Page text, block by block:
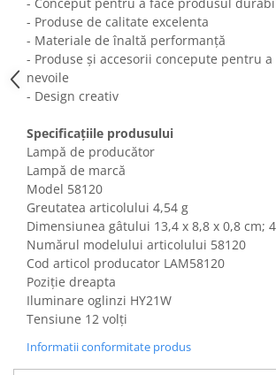
Fiare de calcat si masini de cusut
Ingrijire Locuinta
Purificatoare de aer
Fashion
Ceasuri barbatesti
Ceasuri dama
Cutii, curele si accesorii ceasuri
Genti si accesorii barbati
Genti si accesorii femei
Imbracaminte barbati
Imbracaminte femei
Imbracaminte si Incaltaminte copii
Incaltaminte barbati
Incaltaminte femei
- Produse de calitate excelenta
- Materiale de înaltă performanță
- Produse și accesorii concepute pentru
nevoile
- Design creativ
Specificațiile produsului
Lampă de producător
Lampă de marcă
Model 58120
Greutatea articolului 4,54 g
Dimensiunea gâtului ‎13,4 x 8,8 x 0,8 cm;
Numărul modelului articolului 58120
Cod articol producator LAM58120
Poziție dreapta
Iluminare oglinzi HY21W
Tensiune 12 volți
Informatii conformitate produs